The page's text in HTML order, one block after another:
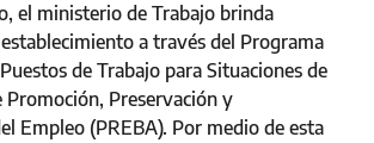
el ministerio de Trabajo brinda
a través del Programa
de Trabajo para Situaciones de
Promoción, Preservación y
Empleo (PREBA). Por medio de esta